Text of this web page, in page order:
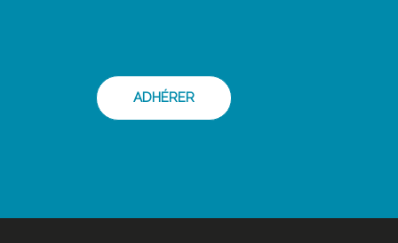
ADHÉRER